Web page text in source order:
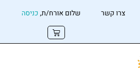
צרו קשר שלום אורח/ת,כניסה